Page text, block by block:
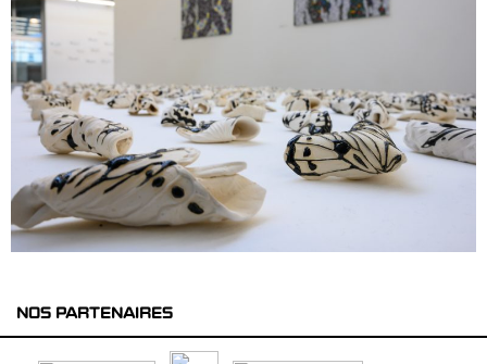
NOS PARTENAIRES